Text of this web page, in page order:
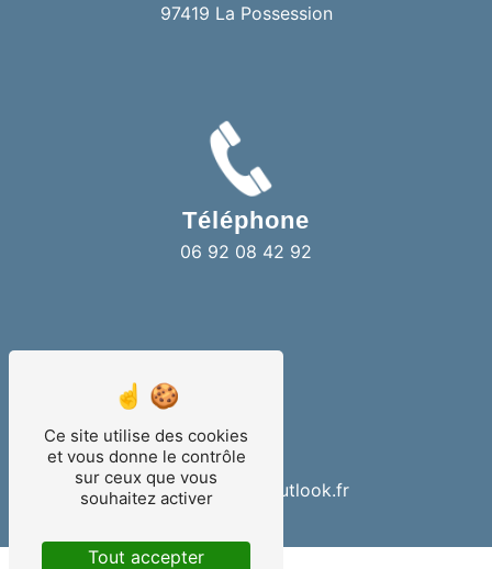
97419 La Possession
Téléphone
06 92 08 42 92
E-mail
teampiscines@outlook.fr
Ce site utilise des cookies
et vous donne le contrôle
sur ceux que vous
souhaitez activer
Tout accepter